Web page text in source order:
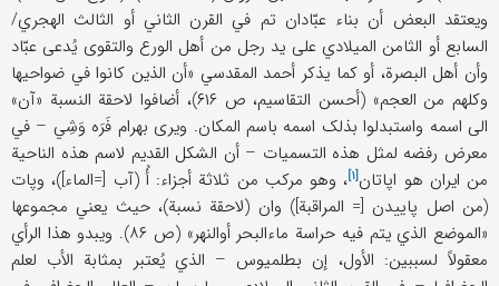
و‌یعتقد البعض أن بناء عبّادان تم في القرن الثاني أو الثالث الهجري/
السابع أو الثامن المیلادي علی ید رجل من أهل الورع و‌التقوی یُدعی عبّاد
و‌أن أهل البصرة، أو کما یذکر أحمد المقدسي «أن الذین کانوا في ضواحیها
و‌کلهم من العجم» (أحسن التقاسیم، ص ۶۱۶)، أضافوا لاحقة النسبة «آن»
الی اسمه و‌استبدلوا بذلک اسمه باسم المکان. و‌یری بهرام فَرَه وَشِي – في
معرض رفضه لمثل هذه التسمیات – أن الشکل القدیم لاسم هذه الناحیة
من ایران هو اپاتان[۱] ، و‌هو مرکب من ثلاثة أجزاء: أُ (آب [=الماء])، وپات
(من اصل پاییدن [= المراقبة]) و‌ان (لاحقة نسبة)، حیث یعني مجموعها
«الموضع الذي یتم فیه حراسة ماءالبحر أو‌النهر» (ص ۸۶). و‌یبدو هذا الرأي
معقولاً لسببین: الأول، إن بطلمیوس – الذي یُعتبر بمثابة الأب لعلم